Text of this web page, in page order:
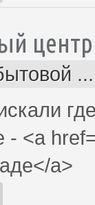
- <a
a>